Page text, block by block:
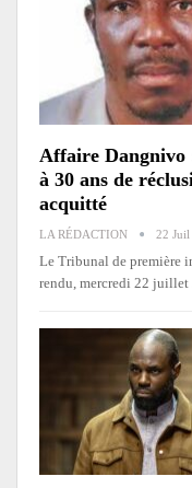
Affaire Dangnivo
à 30 ans de
acquitté
LA RÉDACTION 22 Juil
Le Tribunal de première
rendu, mercredi 22 juillet